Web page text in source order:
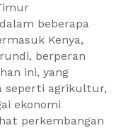
beberapa
Kenya,
berperan
ini, yang
seperti agrikultur,
ekonomi
perkembangan